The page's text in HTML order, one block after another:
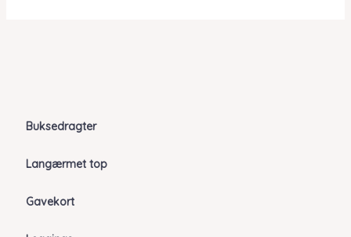
Buksedragter
Langærmet top
Gavekort